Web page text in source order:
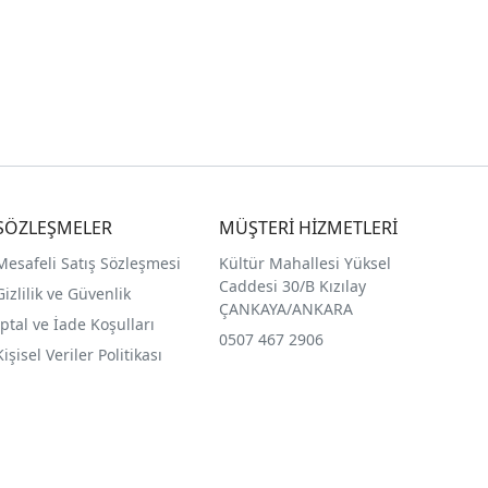
Satış Sözleşmesi
ve Güvenlik
ve İade Koşulları
Veriler Politikası
MÜŞTERİ HİZMETLERİ
Kültür Mahallesi Yüksel
Caddesi 30/B Kızılay
ÇANKAYA/ANKARA
0507 467 2906